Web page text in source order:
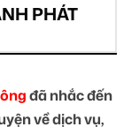
PHÁT
đã nhắc đến
về dịch vụ,